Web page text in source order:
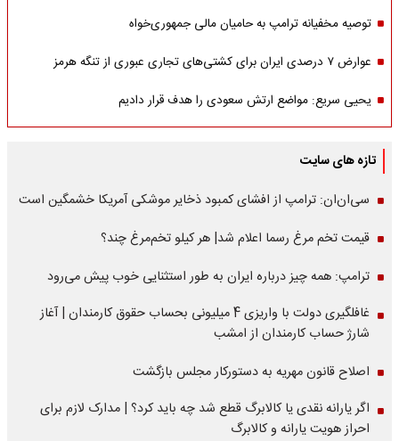
توصیه مخفیانه ترامپ به حامیان مالی جمهوری‌خواه
عوارض ۷ درصدی ایران برای کشتی‌های تجاری عبوری از تنگه هرمز
یحیی سریع: مواضع ارتش سعودی را هدف قرار دادیم
تازه های سایت
سی‌ان‌ان: ترامپ از افشای کمبود ذخایر موشکی آمریکا خشمگین است
قیمت تخم مرغ رسما اعلام شد| هر کیلو تخم‌مرغ چند؟
ترامپ: همه چیز درباره ایران به طور استثنایی خوب پیش می‌رود
غافلگیری دولت با واریزی 4 میلیونی بحساب حقوق کارمندان | آغاز
شارژ حساب کارمندان از امشب
اصلاح قانون مهریه به دستورکار مجلس بازگشت
اگر یارانه نقدی یا کالابرگ قطع شد چه باید کرد؟ | مدارک لازم برای
احراز هویت یارانه و کالابرگ